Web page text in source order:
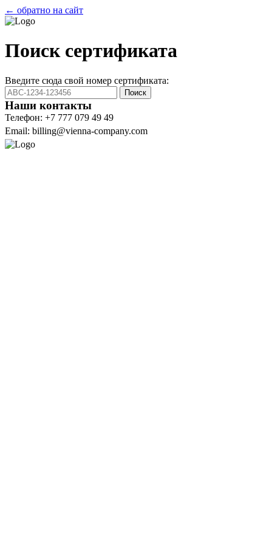
← обратно на сайт
Поиск сертификата
Введите сюда свой номер сертификата:
Поиск
Наши контакты
Телефон: +7 777 079 49 49
Email: billing@vienna-company.com